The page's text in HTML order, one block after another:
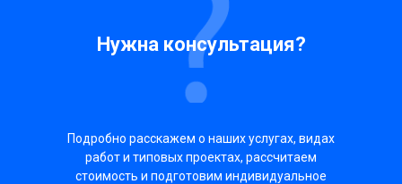
Нужна консультация?
Подробно расскажем о наших услугах, видах
работ и типовых проектах, рассчитаем
стоимость и подготовим индивидуальное